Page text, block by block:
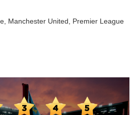
Manchester United Premier League